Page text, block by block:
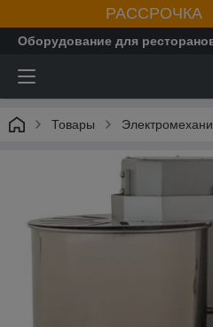
Оборудование для
Товары